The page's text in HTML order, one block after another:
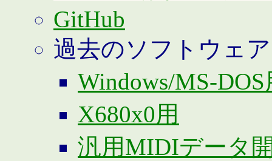
GitHub
過去のソフトウェア
Windows/MS-DOS
X680x0用
汎用MIDIデータ